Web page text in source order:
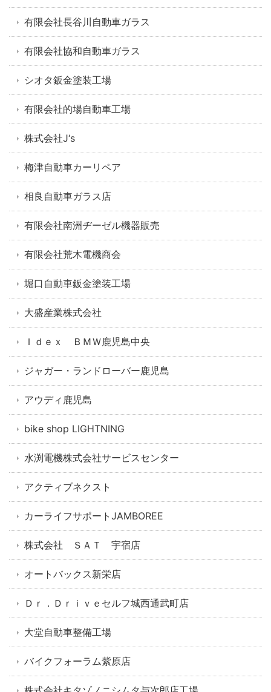
有限会社長谷川自動車ガラス
有限会社協和自動車ガラス
シオタ鈑金塗装工場
有限会社的場自動車工場
株式会社J‘s
梅津自動車カーリペア
相良自動車ガラス店
有限会社南洲ヂーゼル機器販売
有限会社荒木電機商会
堀口自動車鈑金塗装工場
大盛産業株式会社
Ｉｄｅｘ ＢＭＷ鹿児島中央
ジャガー・ランドローバー鹿児島
アウディ鹿児島
bike shop LIGHTNING
水渕電機株式会社サービスセンター
アクティブネクスト
カーライフサポートJAMBOREE
株式会社 ＳＡＴ 宇宿店
オートバックス新栄店
Ｄｒ．Ｄｒｉｖｅセルフ城西通武町店
大堂自動車整備工場
バイクフォーラム紫原店